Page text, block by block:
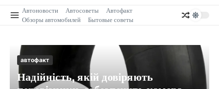
Автоновости Автосоветы
Автофакт
Обзоры автомобилей
Бытовые советы
автофакт
Надійність, якій довіряють